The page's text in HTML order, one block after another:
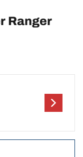
Ranger